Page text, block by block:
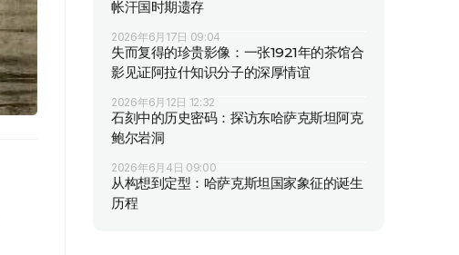
帐汗国时期遗存
2026年6月17日 09:04
失而复得的珍贵影像：一张1921年的茶馆合
影见证阿拉什知识分子的深厚情谊
2026年6月12日 12:32
石刻中的历史密码：探访东哈萨克斯坦阿克
鲍尔岩洞
2026年6月4日 09:00
从构想到定型：哈萨克斯坦国家象征的诞生
历程